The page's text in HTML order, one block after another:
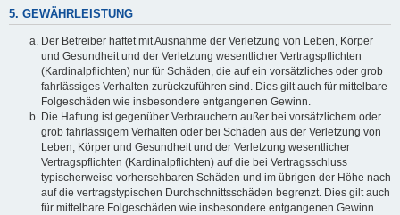
5. GEWÄHRLEISTUNG
Der Betreiber haftet mit Ausnahme der Verletzung von Leben, Körper
und Gesundheit und der Verletzung wesentlicher Vertragspflichten
(Kardinalpflichten) nur für Schäden, die auf ein vorsätzliches oder grob
fahrlässiges Verhalten zurückzuführen sind. Dies gilt auch für mittelbare
Folgeschäden wie insbesondere entgangenen Gewinn.
Die Haftung ist gegenüber Verbrauchern außer bei vorsätzlichem oder
grob fahrlässigem Verhalten oder bei Schäden aus der Verletzung von
Leben, Körper und Gesundheit und der Verletzung wesentlicher
Vertragspflichten (Kardinalpflichten) auf die bei Vertragsschluss
typischerweise vorhersehbaren Schäden und im übrigen der Höhe nach
auf die vertragstypischen Durchschnittsschäden begrenzt. Dies gilt auch
für mittelbare Folgeschäden wie insbesondere entgangenen Gewinn.